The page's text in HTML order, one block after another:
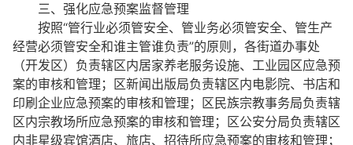
三、强化应急预案监督管理
按照“管行业必须管安全、管业务必须管安全、管生产
经营必须管安全和谁主管谁负责”的原则，各街道办事处
（开发区）负责辖区内居家养老服务设施、工业园区应急预
案的审核和管理；区新闻出版局负责辖区内电影院、书店和
印刷企业应急预案的审核和管理；区民族宗教事务局负责辖
区内宗教场所应急预案的审核和管理；区公安分局负责辖区
内非星级宾馆酒店、旅店、招待所应急预案的审核和管理；